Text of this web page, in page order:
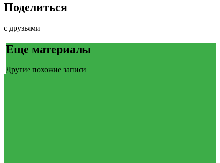
Поделиться
с друзьями
Еще материалы
Другие похожие записи